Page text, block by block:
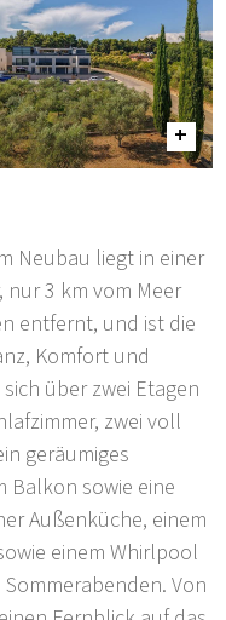
Neubau liegt in einer
nur 3 km vom Meer
entfernt, und ist die
Komfort und
über zwei Etagen
zwei voll
geräumiges
Balkon sowie eine
Außenküche, einem
einem Whirlpool
Von